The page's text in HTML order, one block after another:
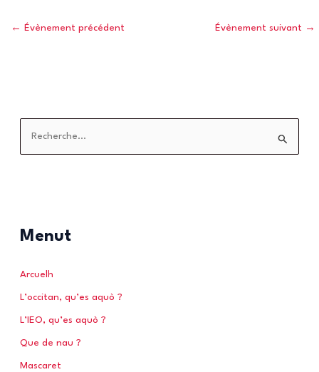
← Évènement précédent Évènement suivant →
r
h
e
Menut
Arcuelh
L’occitan, qu’es aquò ?
L’IEO, qu’es aquò ?
Que de nau ?
Mascaret